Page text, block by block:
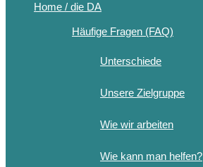
Home / die DA
Häufige Fragen (FAQ)
Unterschiede
Unsere Zielgruppe
Wie wir arbeiten
Wie kann man helfen?